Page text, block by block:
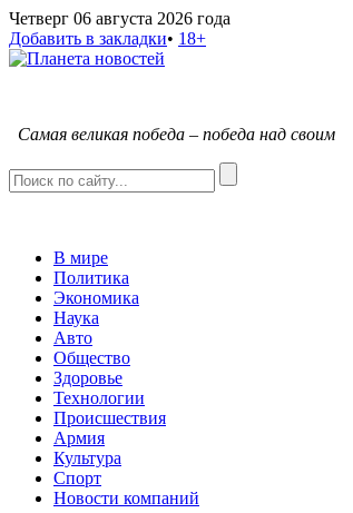
Четверг 06 августа 2026 года
Добавить в закладки• 18+
Самая великая победа – победа над
В мире
Политика
Экономика
Наука
Авто
Общество
Здоровье
Технологии
Происшествия
Армия
Культура
Спорт
Новости компаний